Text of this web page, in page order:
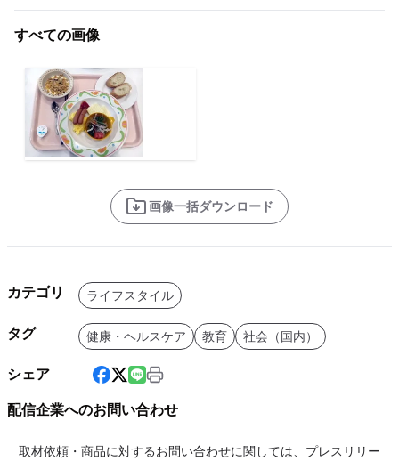
すべての画像
画像一括ダウンロード
カテゴリ ライフスタイル
タグ 健康・ヘルスケア 教育 社会（国内）
シェア
配信企業へのお問い合わせ
取材依頼・商品に対するお問い合わせに関しては、プレスリリー